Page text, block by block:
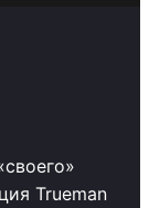
Trueman